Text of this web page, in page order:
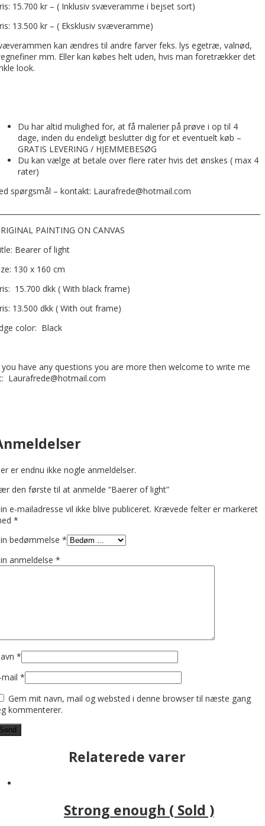
15.700 kr – ( Inklusiv svæveramme i bejset sort)
13.500 kr – ( Eksklusiv svæveramme)
kan ændres til andre farver feks. lys egetræ, valnød,
mm. Eller kan købes helt uden, hvis man foretrækker det
look.
Du har altid mulighed for, at få malerier på prøve i op til 4
dage, inden du endeligt beslutter dig for et eventuelt køb –
GRATIS LEVERING / HJEMMEBESØG
Du kan vælge at betale over flere rater hvis det ønskes ( max 4
rater)
spørgsmål – kontakt: Laurafrede@hotmail.com
PAINTING ON CANVAS
Bearer of light
130 x 160 cm
15.700 dkk ( With black frame)
13.500 dkk ( With out frame)
color: Black
have any questions you are more then welcome to write me
Laurafrede@hotmail.com
er endnu ikke nogle anmeldelser.
den første til at anmelde “Baerer of light”
e-mailadresse vil ikke blive publiceret. Krævede felter er markeret
*
bedømmelse *
anmeldelse *
*
mail *
Gem mit navn, mail og websted i denne browser til næste gang
kommenterer.
Relaterede varer
Strong enough ( Sold )